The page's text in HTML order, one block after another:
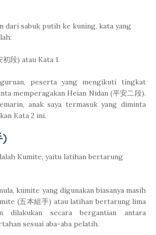
dari sabuk putih ke kuning, kata yang
段) atau Kata 1.
peserta yang mengikuti tingkat
memperagakan Heian Nidan (平安二段).
anak saya termasuk yang diminta
Kata 2 ini.
)
Kumite, yaitu latihan bertarung
kumite yang digunakan biasanya masih
(五本組手) atau latihan bertarung lima
dilakukan secara bergantian antara
sesuai aba-aba pelatih.